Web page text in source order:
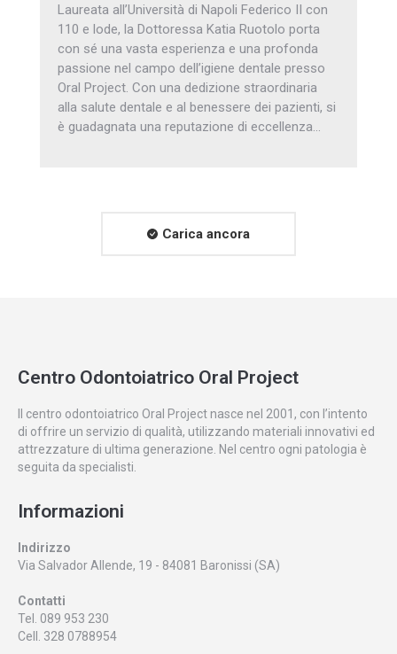
Laureata all’Università di Napoli Federico II con
110 e lode, la Dottoressa Katia Ruotolo porta
con sé una vasta esperienza e una profonda
passione nel campo dell’igiene dentale presso
Oral Project. Con una dedizione straordinaria
alla salute dentale e al benessere dei pazienti, si
è guadagnata una reputazione di eccellenza…
Carica ancora
Centro Odontoiatrico Oral Project
Il centro odontoiatrico Oral Project nasce nel 2001, con l’intento
di offrire un servizio di qualità, utilizzando materiali innovativi ed
attrezzature di ultima generazione. Nel centro ogni patologia è
seguita da specialisti.
Informazioni
Indirizzo
Via Salvador Allende, 19 - 84081 Baronissi (SA)
Contatti
Tel. 089 953 230
Cell. 328 0788954